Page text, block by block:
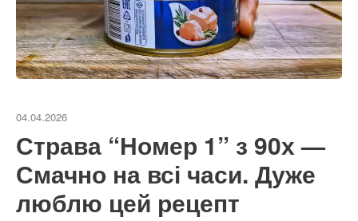
04.04.2026
Страва “Номер 1” з 90х —
Смачно на всі часи. Дуже
люблю цей рецепт